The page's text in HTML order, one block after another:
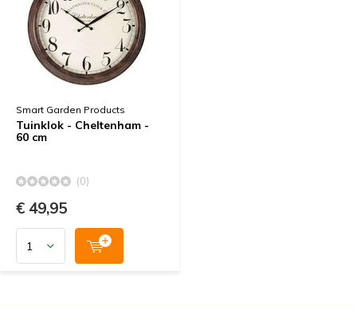
Smart Garden Products
Tuinklok - Cheltenham -
60 cm
(0)
€ 49,95